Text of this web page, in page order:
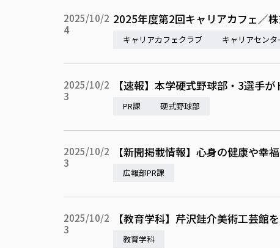
2025/10/2
4
2025年度第2回キャリアカフェ／
キャリアカフェクラブ キャリアセンタ
2025/10/2
3
【速報】本学硬式野球部・3選手
PR課 硬式野球部
2025/10/2
3
【新聞掲載情報】心身の健康や幸
広報部PR課
2025/10/2
3
【教育学科】芹沢銈介美術工芸館
教育学科